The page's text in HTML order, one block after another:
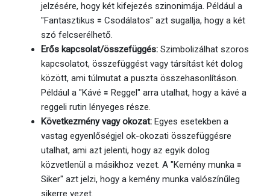
jelzésére, hogy két kifejezés szinonimája. Például a
"Fantasztikus 🟰 Csodálatos" azt sugallja, hogy a két
szó felcserélhető.
Erős kapcsolat/összefüggés: Szimbolizálhat szoros
kapcsolatot, összefüggést vagy társítást két dolog
között, ami túlmutat a puszta összehasonlításon.
Például a "Kávé 🟰 Reggel" arra utalhat, hogy a kávé a
reggeli rutin lényeges része.
Következmény vagy okozat: Egyes esetekben a
vastag egyenlőségjel ok-okozati összefüggésre
utalhat, ami azt jelenti, hogy az egyik dolog
közvetlenül a másikhoz vezet. A "Kemény munka 🟰
Siker" azt jelzi, hogy a kemény munka valószínűleg
sikerre vezet.